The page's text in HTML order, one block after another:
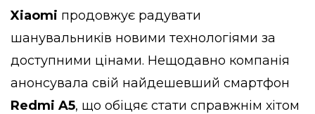
Xiaomi продовжує радувати
шанувальників новими технологіями за
доступними цінами. Нещодавно компанія
анонсувала свій найдешевший смартфон
Redmi A5, що обіцяє стати справжнім хітом